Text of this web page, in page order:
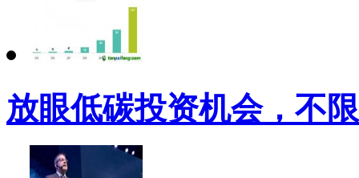
放眼低碳投资机会，不